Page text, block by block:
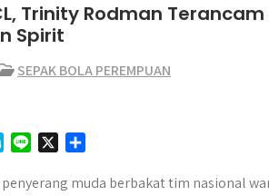
Trinity Rodman
Spirit
SEPAK BOLA PEREMPUAN
y
n
a
muda berbakat tim nasional